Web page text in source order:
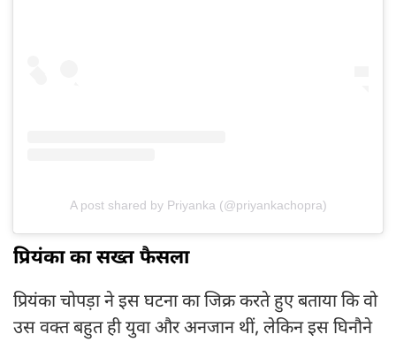
A post shared by Priyanka (@priyankachopra)
प्रियंका का सख्त फैसला
प्रियंका चोपड़ा ने इस घटना का जिक्र करते हुए बताया कि वो
उस वक्त बहुत ही युवा और अनजान थीं, लेकिन इस घिनौने